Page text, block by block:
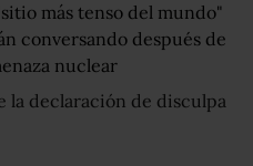
más tenso del mundo"
conversando después de
nuclear
la declaración de disculpa